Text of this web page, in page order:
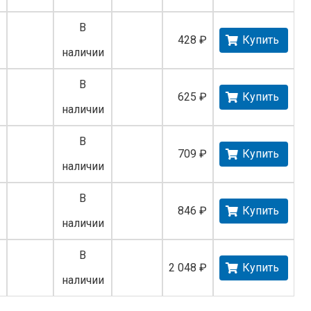
В
наличии
428 ₽ Купить
В
наличии
625 ₽ Купить
В
наличии
709 ₽ Купить
В
наличии
846 ₽ Купить
В
наличии
2 048 ₽ Купить